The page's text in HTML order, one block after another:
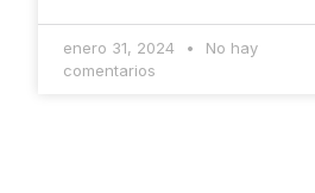
enero 31, 2024
No hay
comentarios